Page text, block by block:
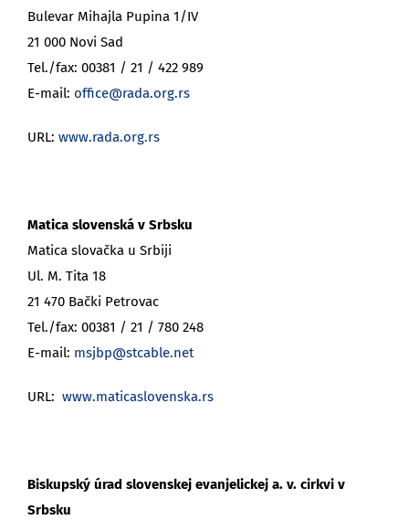
Bulevar Mihajla Pupina 1/IV
21 000 Novi Sad
Tel./fax: 00381 / 21 / 422 989
E-mail: office@rada.org.rs
URL: www.rada.org.rs
Matica slovenská v Srbsku
Matica slovačka u Srbiji
Ul. M. Tita 18
21 470 Bački Petrovac
Tel./fax: 00381 / 21 / 780 248
E-mail: msjbp@stcable.net
URL: www.maticaslovenska.rs
Biskupský úrad slovenskej evanjelickej a. v. cirkvi v
Srbsku